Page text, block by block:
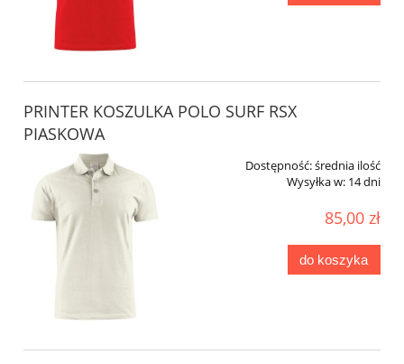
PRINTER KOSZULKA POLO SURF RSX
PIASKOWA
Dostępność:średnia ilość
Wysyłka w: 14 dni
85,00 zł
do koszyka